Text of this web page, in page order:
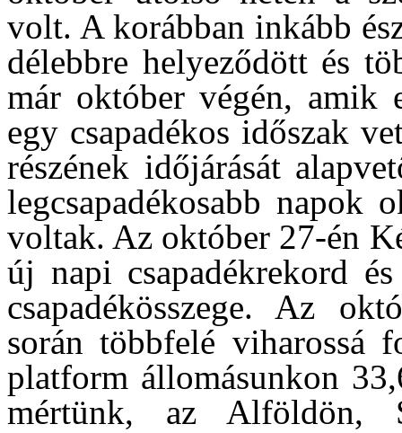
volt. A korábban inkább
délebbre helyeződött és
már október végén, amik
egy csapadékos időszak
részének időjárását
legcsapadékosabb
voltak. Az október 27-én
új napi csapadékrekord
csapadékösszege. Az
során többfelé viharossá
platform állomásunkon
mértünk, az Alföldön,